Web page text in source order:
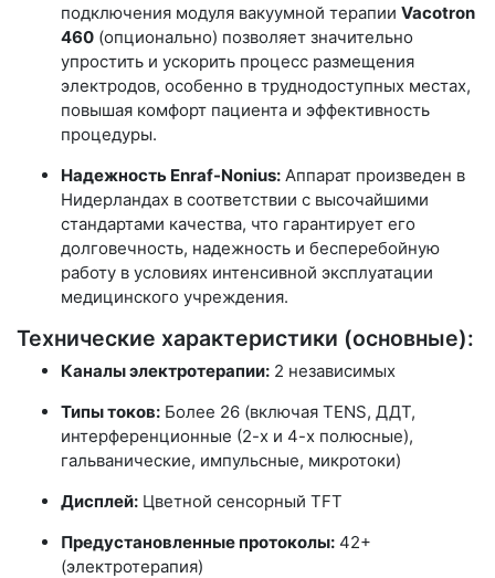
подключения модуля вакуумной терапии Vacotron
460 (опционально) позволяет значительно
упростить и ускорить процесс размещения
электродов, особенно в труднодоступных местах,
повышая комфорт пациента и эффективность
процедуры.
Надежность Enraf-Nonius: Аппарат произведен в
Нидерландах в соответствии с высочайшими
стандартами качества, что гарантирует его
долговечность, надежность и бесперебойную
работу в условиях интенсивной эксплуатации
медицинского учреждения.
Технические характеристики (основные):
Каналы электротерапии: 2 независимых
Типы токов: Более 26 (включая TENS, ДДТ,
интерференционные (2-х и 4-х полюсные),
гальванические, импульсные, микротоки)
Дисплей: Цветной сенсорный TFT
Предустановленные протоколы: 42+
(электротерапия)